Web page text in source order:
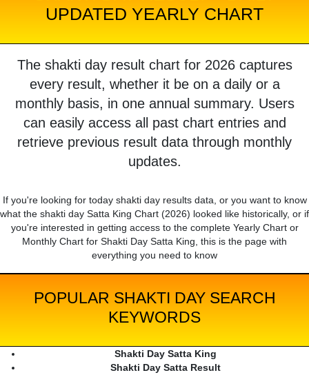
UPDATED YEARLY CHART
The shakti day result chart for 2026 captures
every result, whether it be on a daily or a
monthly basis, in one annual summary. Users
can easily access all past chart entries and
retrieve previous result data through monthly
updates.
If you're looking for today shakti day results data, or you want to know
what the shakti day Satta King Chart (2026) looked like historically, or if
you're interested in getting access to the complete Yearly Chart or
Monthly Chart for Shakti Day Satta King, this is the page with
everything you need to know
POPULAR SHAKTI DAY SEARCH
KEYWORDS
Shakti Day Satta King
Shakti Day Satta Result